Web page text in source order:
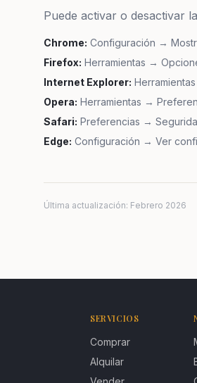
Puede activar o desactivar
Chrome: Configuración →
Firefox: Herramientas →
Internet Explorer:
Opera: Herramientas →
Safari: Preferencias →
Edge: Configuración → Ver
Última actualización: Febrero 2026
SERVICIOS
Comprar
Alquilar